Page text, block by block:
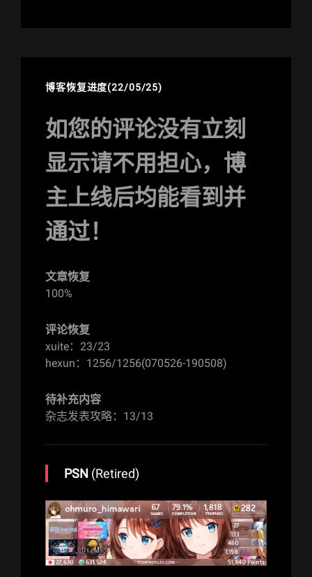
博客恢复进度(22/05/25)
如您的评论没有立刻
显示请不用担心，博
主上线后均能看到并
通过！
文章恢复
100%
评论恢复
xuite：23/23
hexun：1256/1256(070526-190508)
待补充内容
杂志发表攻略：13/13
PSN (Retired)